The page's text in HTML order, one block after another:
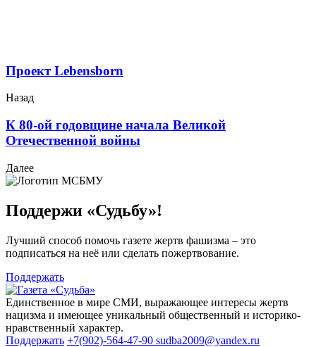
Проект Lebensborn
Назад
К 80-ой годовщине начала Великой
Отечественной войны
Далее
Поддержи «Судьбу»!
Лучший способ помочь газете жертв фашизма – это
подписаться на неё или сделать пожертвование.
Поддержать
Единственное в мире СМИ, выражающее интересы жертв
нацизма и имеющее уникальный общественный и историко-
нравственный характер.
Поддержать +7(902)-564-47-90 sudba2009@yandex.ru